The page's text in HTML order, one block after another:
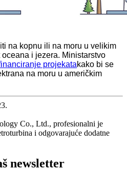
na kopnu ili na moru u velikim
i jezera. Ministarstvo
projekatakako bi se
na moru u američkim
Co., Ltd., profesionalni je
i odgovarajuće dodatne
newsletter